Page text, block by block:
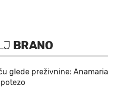
BRANO
glede preživnine: Anamaria